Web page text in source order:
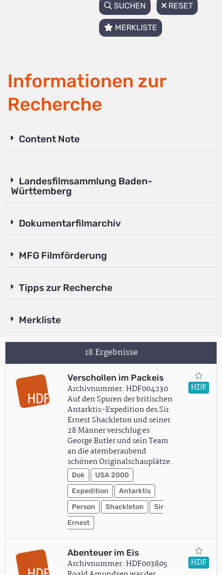
SUCHEN RESET
MERKLISTE
Informationen zur
Recherche
Content Note
Landesfilmsammlung Baden-
Württemberg
Dokumentarfilmarchiv
MFG Filmförderung
Tipps zur Recherche
Merkliste
18 Ergebnisse
Verschollen im Packeis
Archivnummer: HDF004230
Auf den Spuren der britischen
Antarktis-Expedition des Sir
Ernest Shackleton und seiner
28 Männer verschlug es
George Butler und sein Team
an die atemberaubend
schönen Originalschauplätze.
Dok
USA 2000
Expedition
Antarktis
Person
Shackleton
Sir
Ernest
HDF
Abenteuer im Eis
Archivnummer: HDF003805
HDF